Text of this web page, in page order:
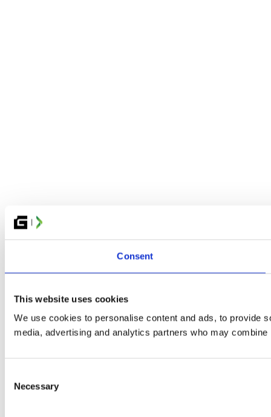
Consent
This website uses cookies
We use cookies to personalise content and ads, to provide
media, advertising and analytics partners who may
Selection
Necessary